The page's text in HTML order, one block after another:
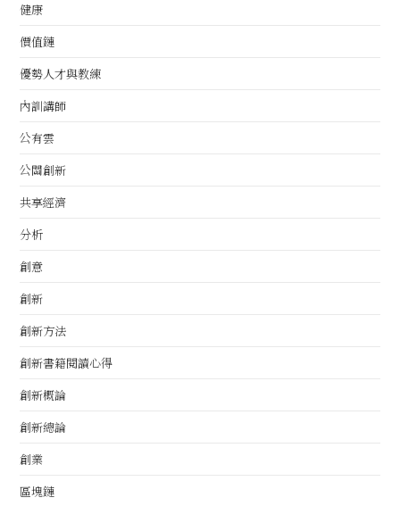
健康
價值鏈
優勢人才與教練
內訓講師
公有雲
公關創新
共享經濟
分析
創意
創新
創新方法
創新書籍閱讀心得
創新概論
創新總論
創業
區塊鏈